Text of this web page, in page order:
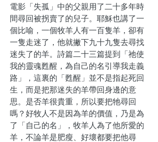
電影「失孤」中的父親用了二十多年時
間尋回被拐賣了的兒子。耶穌也講了一
個比喻，一個牧羊人有一百隻羊，卻有
一隻走迷了，他就撇下九十九隻去尋找
迷失了的羊。詩篇二十三篇提到「祂使
我的靈魂甦醒，為自己的名引導我走義
路」，這裏的「甦醒」並不是指起死回
生，而是把那迷失的羊帶回身邊的意
思。是否羊很貴重，所以要把牠尋回
嗎？好牧人不是因為羊的價值，乃是為
了「自己的名」，牧羊人為了他所愛的
羊，不論羊是肥瘦、好壞都要把他尋